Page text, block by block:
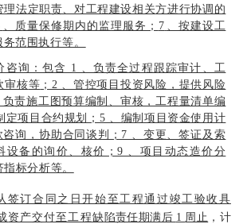
理法定职责、对工程建设相关方进行协调的
、质量保修期内的监理服务； 7
、按建设工
务范围执行等。
咨询：包含 1 、负责全过程跟踪审计、工
审核等 ；2 、管控项目投资风险，提供风险
责施工图预算编制、审核，工程量清单编
定项目合约规划；5 、编制项目资金使用计
询，协助合同谈判；7 、变更、签证及索
设备的询价、核价；9 、项目动态造价分
标分析等。
签订合同之日开始至工程通过竣工验收具
资产交付至工程缺 陷责任期满后 1 周止 ，计